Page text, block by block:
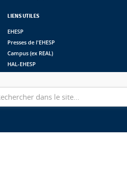
LIENS UTILES
EHESP
Presses de l'EHESP
Campus (ex REAL)
HAL-EHESP
Suivez les bibliothèques de